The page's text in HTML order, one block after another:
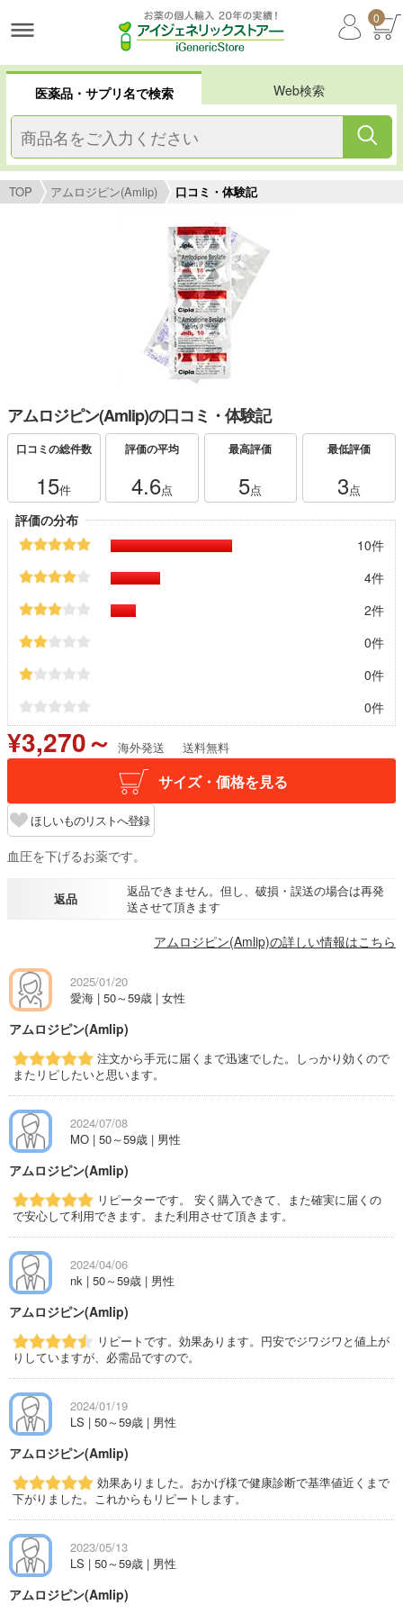
0
医薬品・サプリ名で検索 Web検索
TOP アムロジピン(Amlip) 口コミ・体験記
アムロジピン(Amlip)の口コミ・体験記
口コミの総件数
15件
評価の平均
4.6点
最高評価
5点
最低評価
3点
評価の分布
10件
4件
2件
0件
0件
0件
¥3,270～ 海外発送 送料無料
サイズ・価格を見る
ほしいものリストへ登録
血圧を下げるお薬です。
返品
返品できません。但し、破損・誤送の場合は再発
送させて頂きます
アムロジピン(Amlip)の詳しい情報はこちら
2025/01/20
愛海 | 50～59歳 | 女性
アムロジピン(Amlip)
注文から手元に届くまで迅速でした。しっかり効くので
またリピしたいと思います。
2024/07/08
MO | 50～59歳 | 男性
アムロジピン(Amlip)
リピーターです。 安く購入できて、また確実に届くの
で安心して利用できます。また利用させて頂きます。
2024/04/06
nk | 50～59歳 | 男性
アムロジピン(Amlip)
リピートです。効果あります。円安でジワジワと値上が
りしていますが、必需品ですので。
2024/01/19
LS | 50～59歳 | 男性
アムロジピン(Amlip)
効果ありました。おかげ様で健康診断で基準値近くまで
下がりました。これからもリピートします。
2023/05/13
LS | 50～59歳 | 男性
アムロジピン(Amlip)